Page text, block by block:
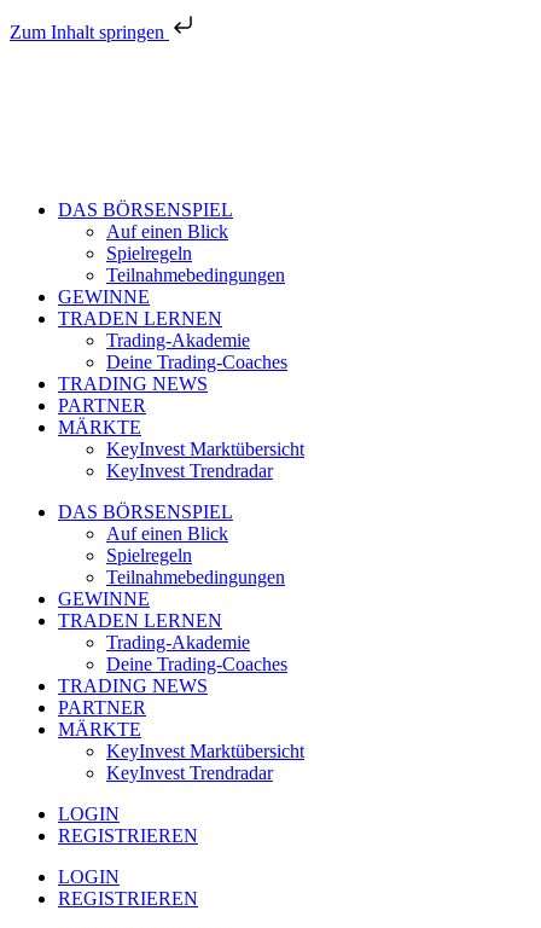
Zum Inhalt springen
DAS BÖRSENSPIEL
Auf einen Blick
Spielregeln
Teilnahmebedingungen
GEWINNE
TRADEN LERNEN
Trading-Akademie
Deine Trading-Coaches
TRADING NEWS
PARTNER
MÄRKTE
KeyInvest Marktübersicht
KeyInvest Trendradar
DAS BÖRSENSPIEL
Auf einen Blick
Spielregeln
Teilnahmebedingungen
GEWINNE
TRADEN LERNEN
Trading-Akademie
Deine Trading-Coaches
TRADING NEWS
PARTNER
MÄRKTE
KeyInvest Marktübersicht
KeyInvest Trendradar
LOGIN
REGISTRIEREN
LOGIN
REGISTRIEREN